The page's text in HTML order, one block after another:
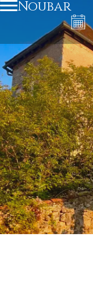
Noubar